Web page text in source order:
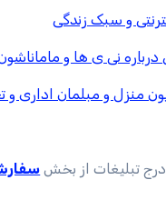
و سبک زندگی
درباره نی ی ها و
منزل و مبلمان اداری و
تبلیغات از بخش